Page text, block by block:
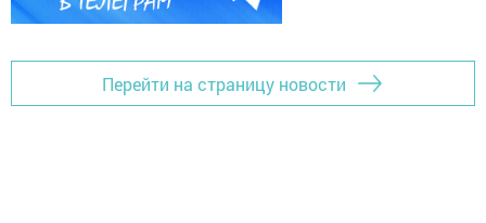
Перейти на страницу новости